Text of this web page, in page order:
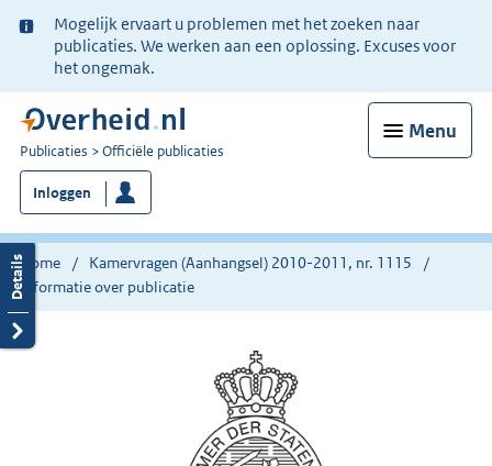
Ter
informatie:
Mogelijk ervaart u problemen met het zoeken naar
publicaties. We werken aan een oplossing. Excuses voor
het ongemak.
Menu
U
bent
nu
hier:
Publicaties Officiële publicaties
Inloggen
Home
Kamervragen (Aanhangsel) 2010-2011, nr. 1115
Informatie over publicatie